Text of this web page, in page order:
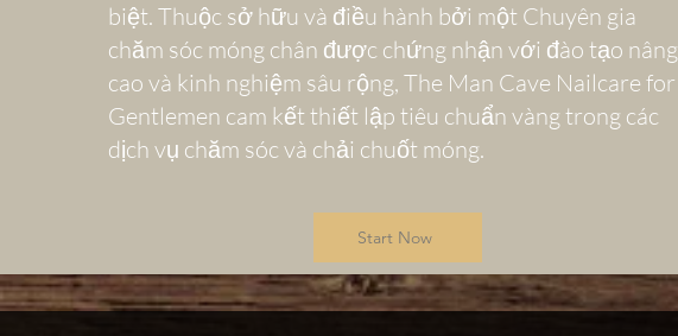
biệt. Thuộc sở hữu và điều hành bởi một Chuyên gia
chăm sóc móng chân được chứng nhận với đào tạo nâng
cao và kinh nghiệm sâu rộng, The Man Cave Nailcare for
Gentlemen cam kết thiết lập tiêu chuẩn vàng trong các
dịch vụ chăm sóc và chải chuốt móng.
Start Now